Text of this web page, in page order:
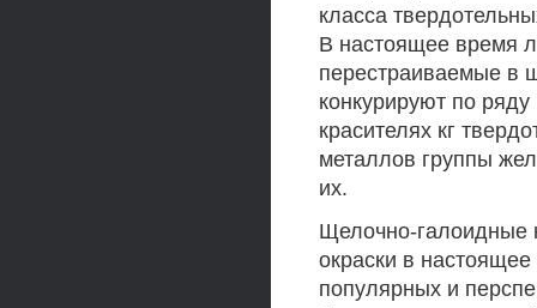
класса
В настоящее время
перестраиваемые в
конкурируют по
красителях кг
металлов группы
их.
Щелочно-галоидные
окраски в
популярных и